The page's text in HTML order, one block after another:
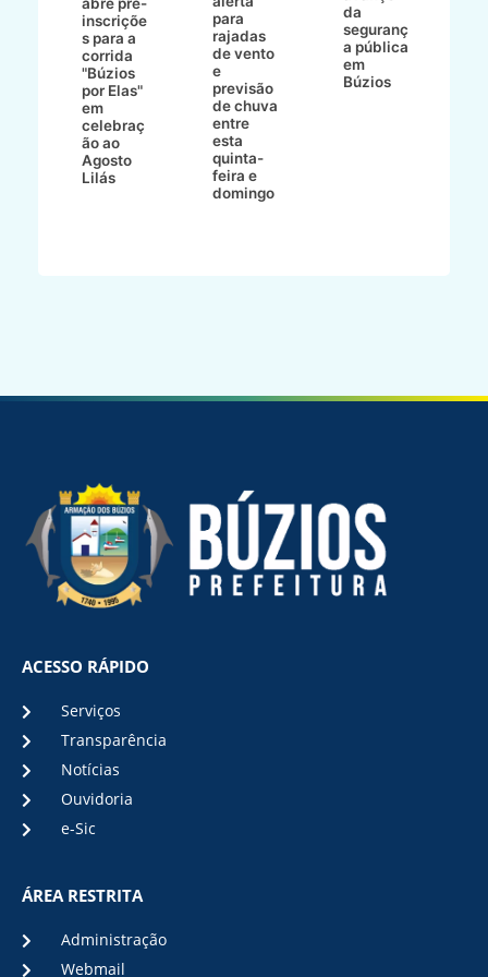
inscriçõe
s para a
corrida
"Búzios
por Elas"
em
celebraç
ão ao
Agosto
Lilás
para
rajadas
de vento
e
previsão
de chuva
entre
esta
quinta-
feira e
domingo
da
seguranç
a pública
em
Búzios
ACESSO RÁPIDO
Serviços
Transparência
Notícias
Ouvidoria
e-Sic
ÁREA RESTRITA
Administração
Webmail